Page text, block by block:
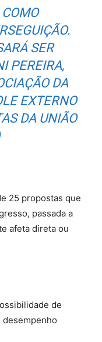
SER
PEREIRA,
DA
EXTERNO
DA UNIÃO
25 propostas que
passada a
afeta direta ou
de